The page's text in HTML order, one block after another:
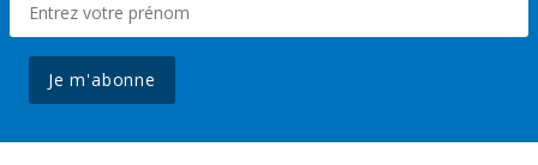
Je m'abonne